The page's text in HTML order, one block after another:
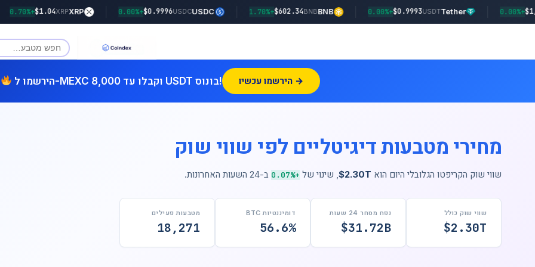
Tether
USDT
$0.9993
+0.00%
BNB
$602.34
+1.70%
USDC
USDC
$0.9996
+0.00%
XRP
$1.04
+0.70%
הירשמו ל-MEXC וקבלו עד 8,000 USDT בונוס! הירשמו עכשיו →
מחירי מטבעות דיגיטליים לפי שווי שוק
שווי שוק הקריפטו הגלובלי היום הוא $2.30T, שינוי של +0.07% ב-24 השעות האחרונות.
שווי שוק כולל
$2.30T
נפח מסחר 24 שעות
$31.72B
דומיננטיות BTC
56.6%
מטבעות פעילים
18,271